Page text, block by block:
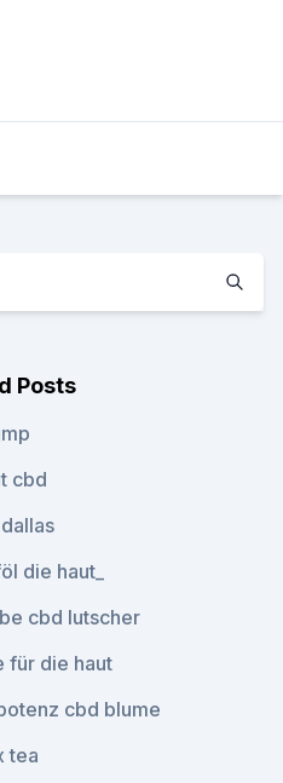
Posts
cbd
die haut_
cbd lutscher
für die haut
cbd blume
tea